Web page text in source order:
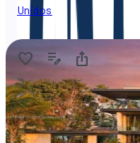
Unidos